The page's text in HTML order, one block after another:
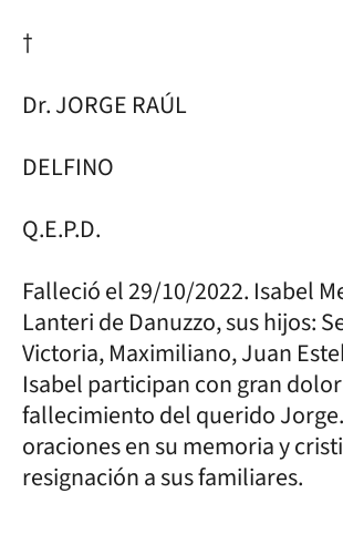
†
Dr. JORGE RAÚL
DELFINO
Q.E.P.D.
Falleció el 29/10/2022. Isabel
Lanteri de Danuzzo, sus hijos:
Victoria, Maximiliano, Juan
Isabel participan con gran
fallecimiento del querido
oraciones en su memoria y
resignación a sus familiares.